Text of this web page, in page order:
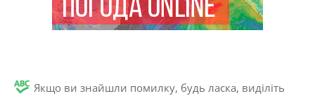
Якщо ви знайшли помилку, будь ласка, виділіть